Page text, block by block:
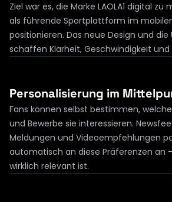
Ziel war es, die Marke LAOLA1 digital zu
als führende Sportplattform im
positionieren. Das neue Design und die
schaffen Klarheit, Geschwindigkeit
Personalisierung im
Fans können selbst bestimmen,
und Bewerbe sie interessieren.
Meldungen und Videoempfehlungen
automatisch an diese Präferenzen an
wirklich relevant ist.